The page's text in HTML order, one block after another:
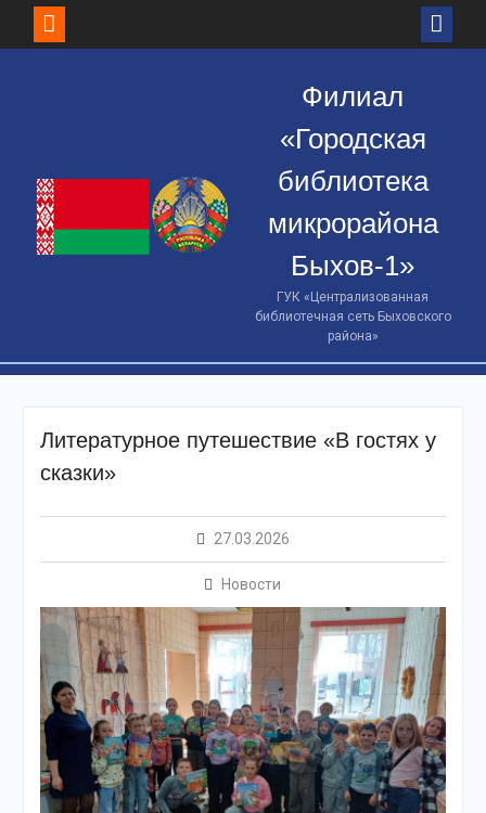
Филиал
«Городская
библиотека
микрорайона
Быхов-1»
ГУК «Централизованная
библиотечная сеть Быховского
района»
Литературное путешествие «В гостях у
сказки»
27.03.2026
Новости